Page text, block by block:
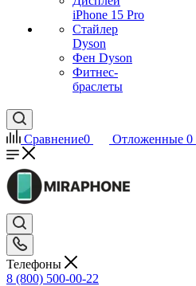
iPhone 15 Pro
Стайлер
Dyson
Фен Dyson
Фитнес-
браслеты
Сравнение0 Отложенные 0
Телефоны
8 (800) 500-00-22